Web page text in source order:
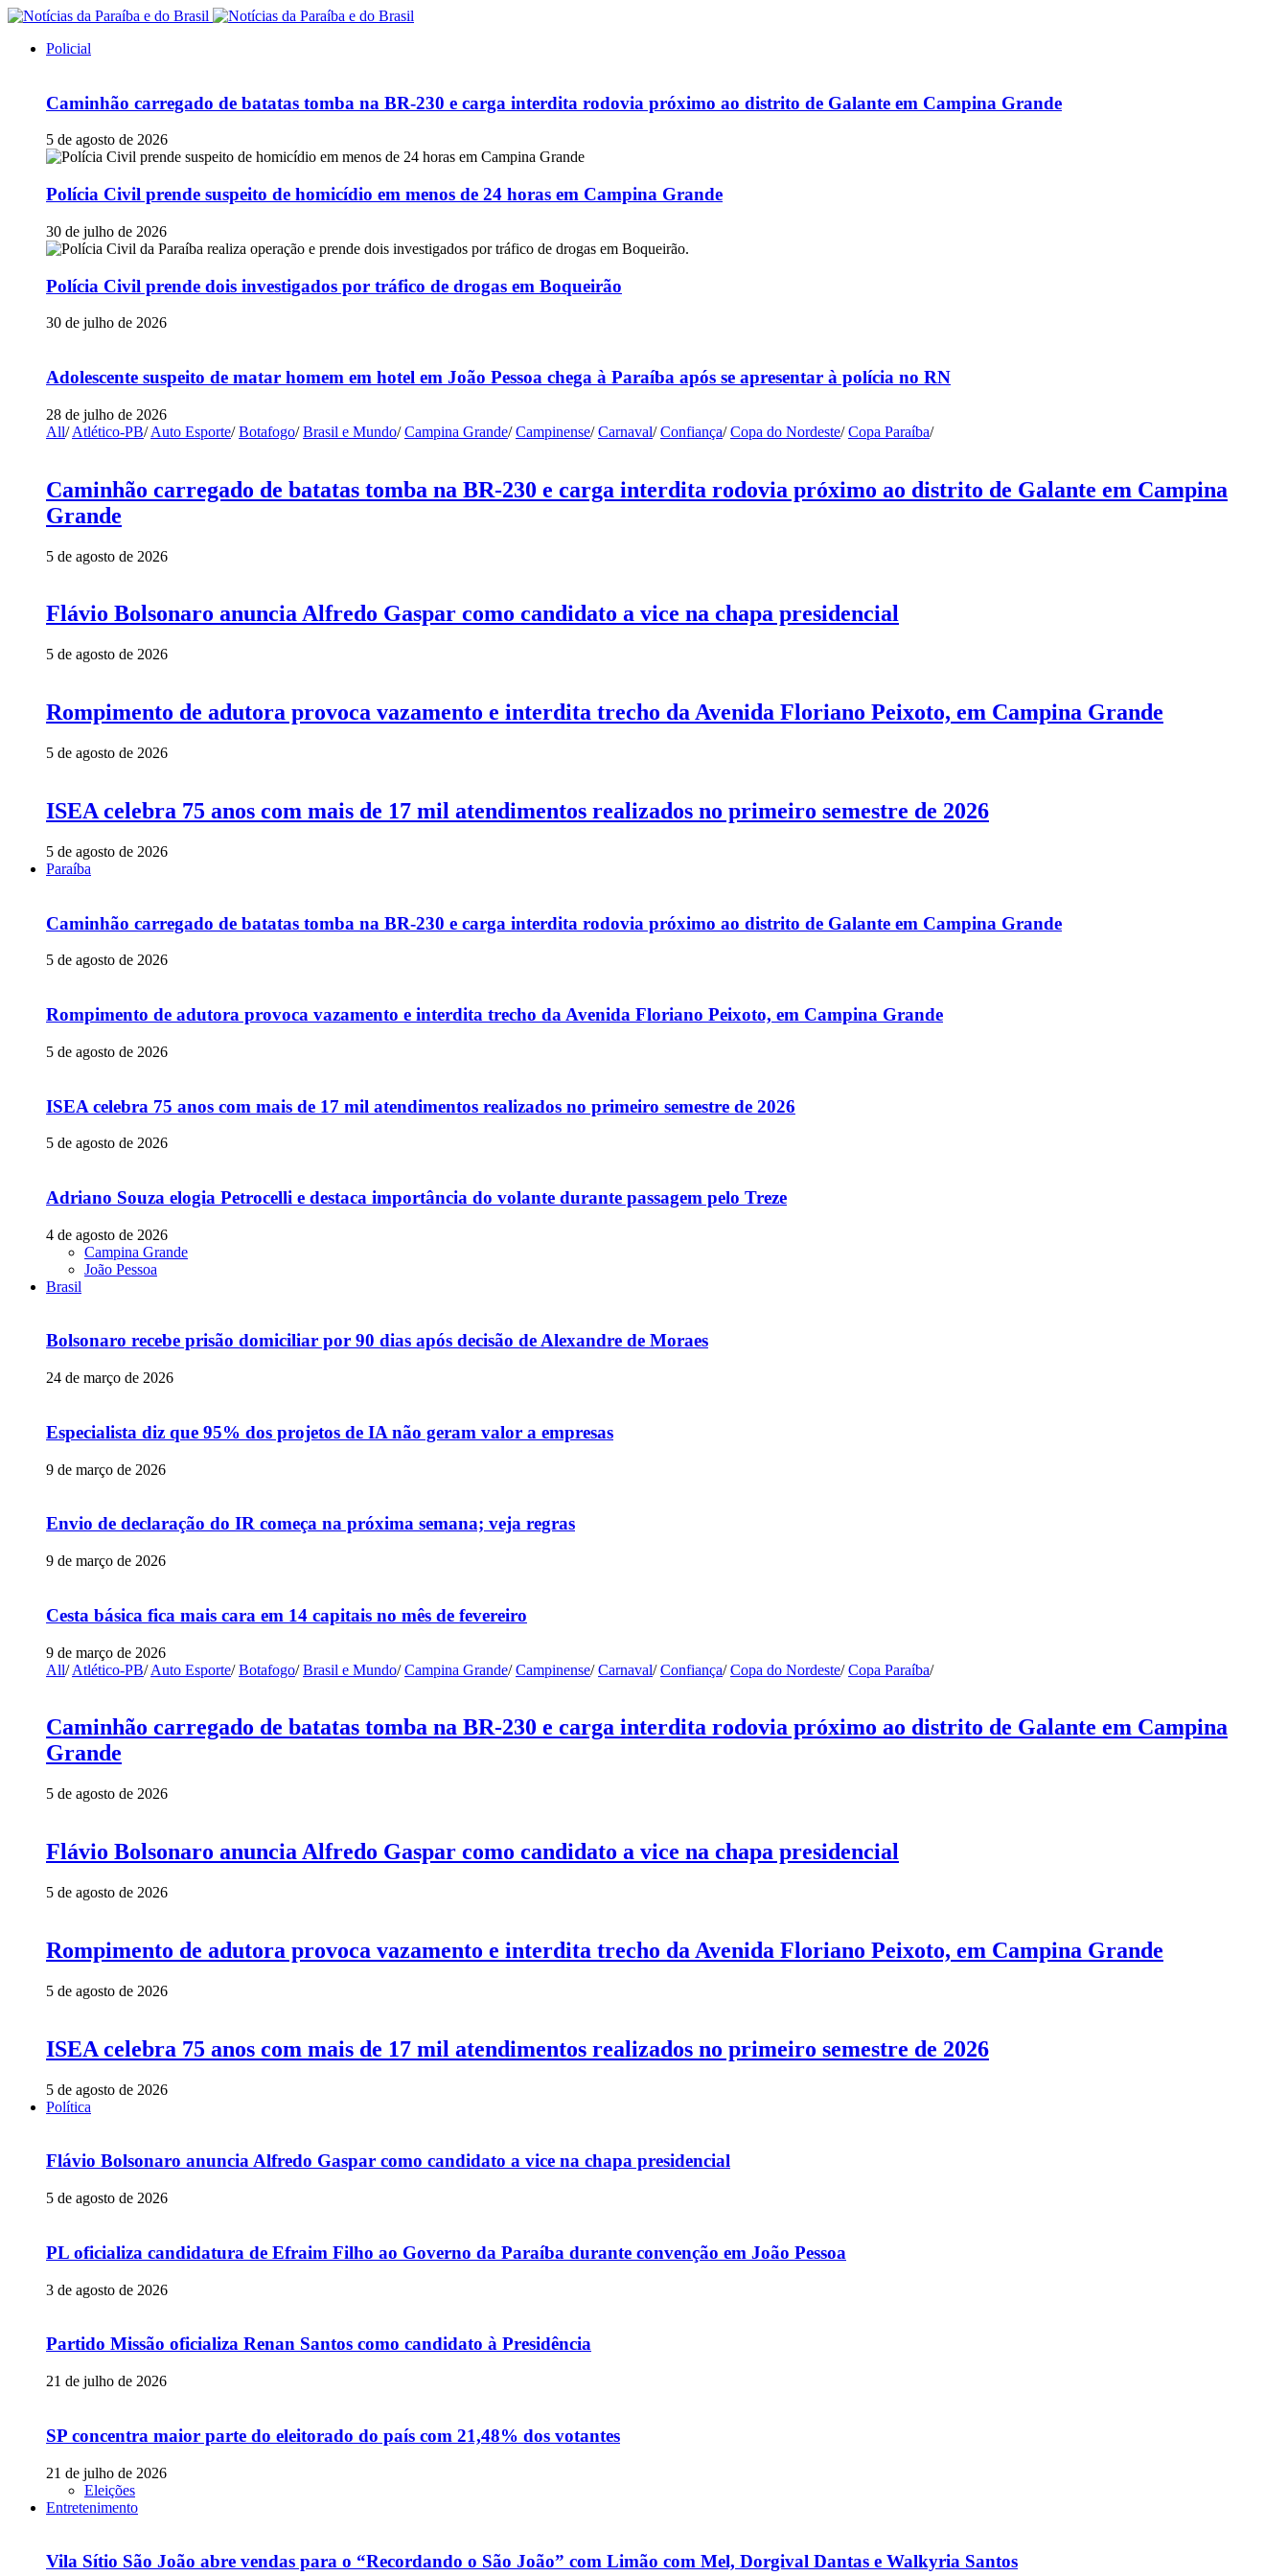
Policial
Caminhão carregado de batatas tomba na BR-230 e carga interdita rodovia próximo ao distrito de Galante em Campina Grande
5 de agosto de 2026
Polícia Civil prende suspeito de homicídio em menos de 24 horas em Campina Grande
30 de julho de 2026
Polícia Civil prende dois investigados por tráfico de drogas em Boqueirão
30 de julho de 2026
Adolescente suspeito de matar homem em hotel em João Pessoa chega à Paraíba após se apresentar à polícia no RN
28 de julho de 2026
All/ Atlético-PB/ Auto Esporte/ Botafogo/ Brasil e Mundo/ Campina Grande/ Campinense/ Carnaval/ Confiança/ Copa do Nordeste/ Copa Paraíba/
Caminhão carregado de batatas tomba na BR-230 e carga interdita rodovia próximo ao distrito de Galante em Campina
Grande
5 de agosto de 2026
Flávio Bolsonaro anuncia Alfredo Gaspar como candidato a vice na chapa presidencial
5 de agosto de 2026
Rompimento de adutora provoca vazamento e interdita trecho da Avenida Floriano Peixoto, em Campina Grande
5 de agosto de 2026
ISEA celebra 75 anos com mais de 17 mil atendimentos realizados no primeiro semestre de 2026
5 de agosto de 2026
Paraíba
Caminhão carregado de batatas tomba na BR-230 e carga interdita rodovia próximo ao distrito de Galante em Campina Grande
5 de agosto de 2026
Rompimento de adutora provoca vazamento e interdita trecho da Avenida Floriano Peixoto, em Campina Grande
5 de agosto de 2026
ISEA celebra 75 anos com mais de 17 mil atendimentos realizados no primeiro semestre de 2026
5 de agosto de 2026
Adriano Souza elogia Petrocelli e destaca importância do volante durante passagem pelo Treze
4 de agosto de 2026
Campina Grande
João Pessoa
Brasil
Bolsonaro recebe prisão domiciliar por 90 dias após decisão de Alexandre de Moraes
24 de março de 2026
Especialista diz que 95% dos projetos de IA não geram valor a empresas
9 de março de 2026
Envio de declaração do IR começa na próxima semana; veja regras
9 de março de 2026
Cesta básica fica mais cara em 14 capitais no mês de fevereiro
9 de março de 2026
All/ Atlético-PB/ Auto Esporte/ Botafogo/ Brasil e Mundo/ Campina Grande/ Campinense/ Carnaval/ Confiança/ Copa do Nordeste/ Copa Paraíba/
Caminhão carregado de batatas tomba na BR-230 e carga interdita rodovia próximo ao distrito de Galante em Campina
Grande
5 de agosto de 2026
Flávio Bolsonaro anuncia Alfredo Gaspar como candidato a vice na chapa presidencial
5 de agosto de 2026
Rompimento de adutora provoca vazamento e interdita trecho da Avenida Floriano Peixoto, em Campina Grande
5 de agosto de 2026
ISEA celebra 75 anos com mais de 17 mil atendimentos realizados no primeiro semestre de 2026
5 de agosto de 2026
Política
Flávio Bolsonaro anuncia Alfredo Gaspar como candidato a vice na chapa presidencial
5 de agosto de 2026
PL oficializa candidatura de Efraim Filho ao Governo da Paraíba durante convenção em João Pessoa
3 de agosto de 2026
Partido Missão oficializa Renan Santos como candidato à Presidência
21 de julho de 2026
SP concentra maior parte do eleitorado do país com 21,48% dos votantes
21 de julho de 2026
Eleições
Entretenimento
Vila Sítio São João abre vendas para o “Recordando o São João” com Limão com Mel, Dorgival Dantas e Walkyria Santos